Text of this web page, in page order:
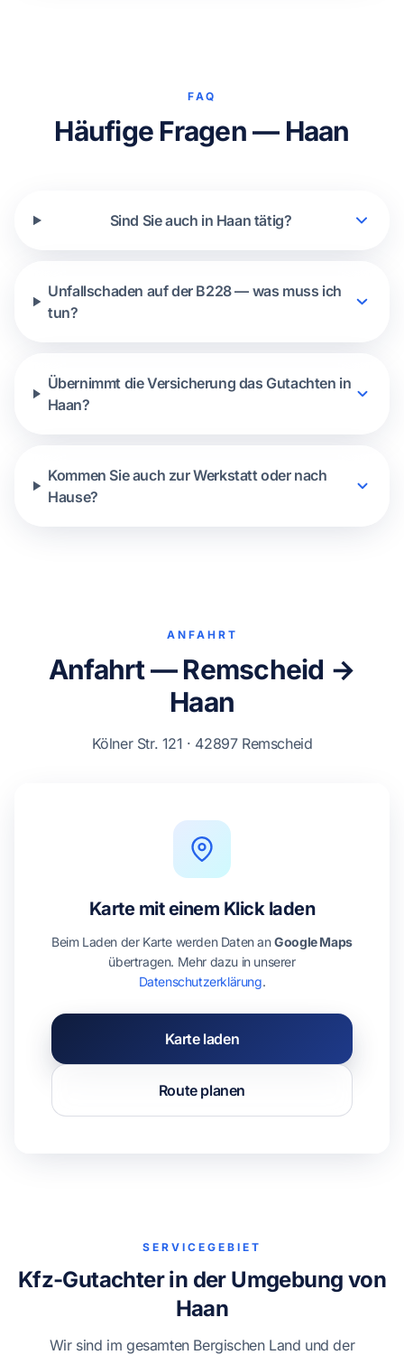
FAQ
Häufige Fragen — Haan
Sind Sie auch in Haan tätig?
Unfallschaden auf der B228 — was muss ich
tun?
Übernimmt die Versicherung das Gutachten in
Haan?
Kommen Sie auch zur Werkstatt oder nach
Hause?
ANFAHRT
Anfahrt — Remscheid →
Haan
Kölner Str. 121 · 42897 Remscheid
Karte mit einem Klick laden
Beim Laden der Karte werden Daten anGoogle Maps
übertragen. Mehr dazu in unserer
Datenschutzerklärung.
Karte laden
Route planen
SERVICEGEBIET
Kfz-Gutachter in der Umgebung von
Haan
Wir sind im gesamten Bergischen Land und der